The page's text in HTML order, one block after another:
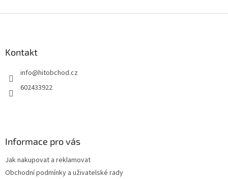
Kontakt
info@hitobchod.cz
602433922
Informace pro vás
Jak nakupovat a reklamovat
Obchodní podmínky a uživatelské rady